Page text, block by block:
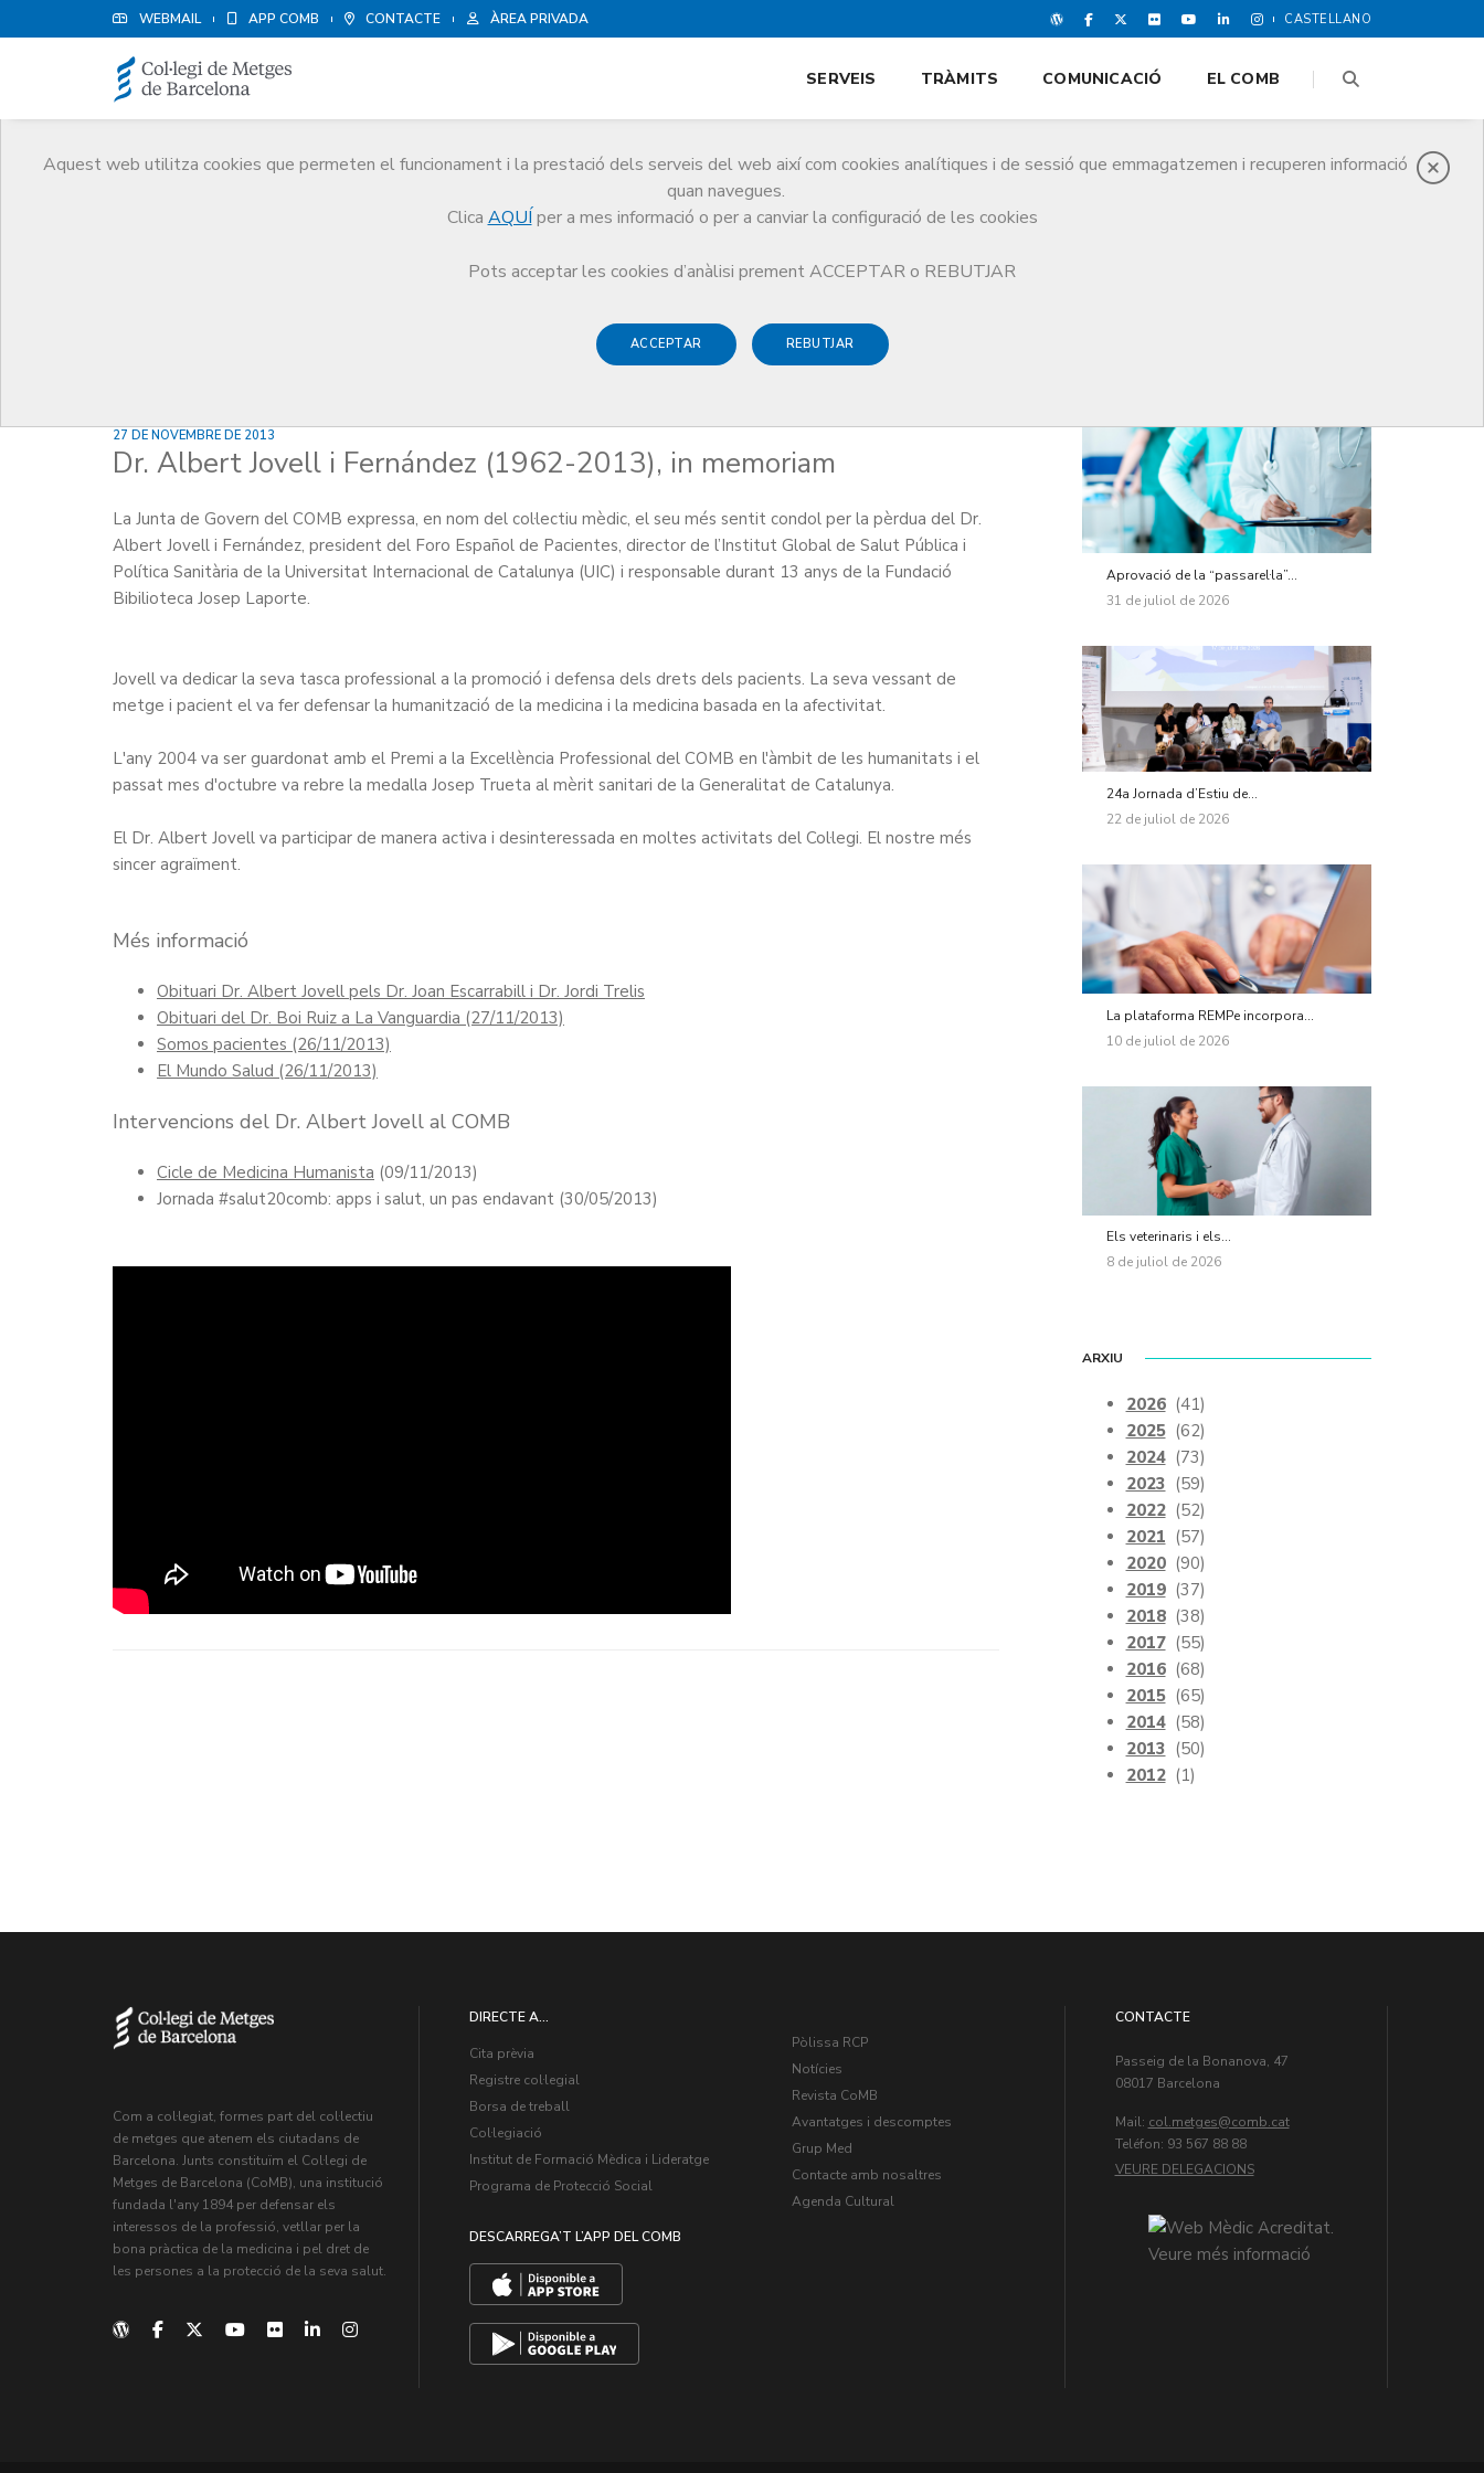
WEBMAIL APP COMB CONTACTE ÀREA PRIVADA CASTELLANO
Aquest web utilitza cookies que permeten el funcionament i la prestació dels serveis del web així com cookies analítiques i de sessió que emmagatzemen i recuperen informació
quan navegues.
Clica AQUÍ per a mes informació o per a canviar la configuració de les cookies
Pots acceptar les cookies d’anàlisi prement ACCEPTAR o REBUTJAR
ACCEPTAR REBUTJAR
SERVEIS TRÀMITS COMUNICACIÓ EL COMB
Dr. Albert Jovell i Fernández (1962-2013), in memoriam
27 DE NOVEMBRE DE 2013
Dr. Albert Jovell i Fernández (1962-2013), in memoriam
La Junta de Govern del COMB expressa, en nom del col·lectiu mèdic, el seu més sentit condol per la pèrdua del Dr.
Albert Jovell i Fernández, president del Foro Español de Pacientes, director de l’Institut Global de Salut Pública i
Política Sanitària de la Universitat Internacional de Catalunya (UIC) i responsable durant 13 anys de la Fundació
Bibilioteca Josep Laporte.
Jovell va dedicar la seva tasca professional a la promoció i defensa dels drets dels pacients. La seva vessant de
metge i pacient el va fer defensar la humanització de la medicina i la medicina basada en la afectivitat.
L'any 2004 va ser guardonat amb el Premi a la Excel·lència Professional del COMB en l'àmbit de les humanitats i el
passat mes d'octubre va rebre la medalla Josep Trueta al mèrit sanitari de la Generalitat de Catalunya.
El Dr. Albert Jovell va participar de manera activa i desinteressada en moltes activitats del Col·legi. El nostre més
sincer agraïment.
Més informació
Obituari Dr. Albert Jovell pels Dr. Joan Escarrabill i Dr. Jordi Trelis
Obituari del Dr. Boi Ruiz a La Vanguardia (27/11/2013)
Somos pacientes (26/11/2013)
El Mundo Salud (26/11/2013)
Intervencions del Dr. Albert Jovell al COMB
Cicle de Medicina Humanista (09/11/2013)
Jornada #salut20comb: apps i salut, un pas endavant (30/05/2013)
Aprovació de la “passarel·la”...
31 de juliol de 2026
24a Jornada d’Estiu de...
22 de juliol de 2026
La plataforma REMPe incorpora...
10 de juliol de 2026
Els veterinaris i els...
8 de juliol de 2026
ARXIU
2026 (41)
2025 (62)
2024 (73)
2023 (59)
2022 (52)
2021 (57)
2020 (90)
2019 (37)
2018 (38)
2017 (55)
2016 (68)
2015 (65)
2014 (58)
2013 (50)
2012 (1)
Com a col·legiat, formes part del col·lectiu
de metges que atenem els ciutadans de
Barcelona. Junts constituïm el Col·legi de
Metges de Barcelona (CoMB), una institució
fundada l'any 1894 per defensar els
interessos de la professió, vetllar per la
bona pràctica de la medicina i pel dret de
les persones a la protecció de la seva salut.
DIRECTE A...
Cita prèvia
Registre col·legial
Borsa de treball
Col·legiació
Institut de Formació Mèdica i Lideratge
Programa de Protecció Social
DESCARREGA’T L’APP DEL COMB
Pòlissa RCP
Notícies
Revista CoMB
Avantatges i descomptes
Grup Med
Contacte amb nosaltres
Agenda Cultural
CONTACTE
Passeig de la Bonanova, 47
08017 Barcelona
Mail: col.metges
Teléfon: 93 567 88 88
VEURE DELEGACIONS